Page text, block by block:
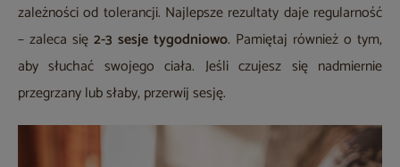
zależności od tolerancji. Najlepsze rezultaty daje regularność
– zaleca się 2-3 sesje tygodniowo. Pamiętaj również o tym,
aby słuchać swojego ciała. Jeśli czujesz się nadmiernie
przegrzany lub słaby, przerwij sesję.